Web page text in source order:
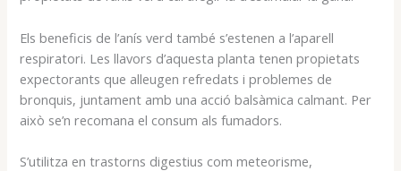
Els beneficis de l’anís verd també s’estenen a l’aparell
respiratori. Les llavors d’aquesta planta tenen propietats
expectorants que alleugen refredats i problemes de
bronquis, juntament amb una acció balsàmica calmant. Per
això se’n recomana el consum als fumadors.
S’utilitza en trastorns digestius com meteorisme,